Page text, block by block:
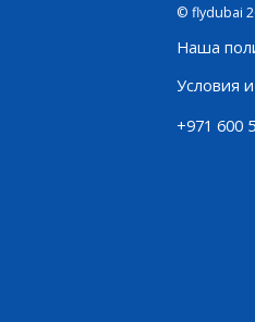
© flydubai
Наша
Условия
+971 600